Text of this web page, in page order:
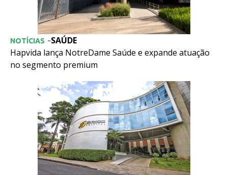
SAÚDE
NOTÍCIAS -
Hapvida lança NotreDame Saúde e expande atuação
no segmento premium